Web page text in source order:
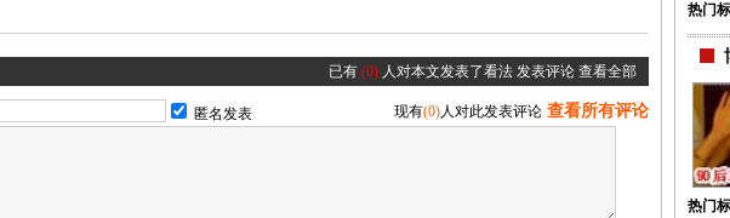
已有 (0) 人对本文发表了看法 发表评论 查看全部
匿名发表 现有(0)人对此发表评论 查看所有评论
热门
热门